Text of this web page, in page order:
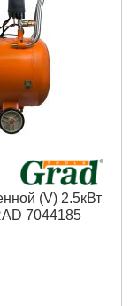
(V) 2.5кВт
7044185